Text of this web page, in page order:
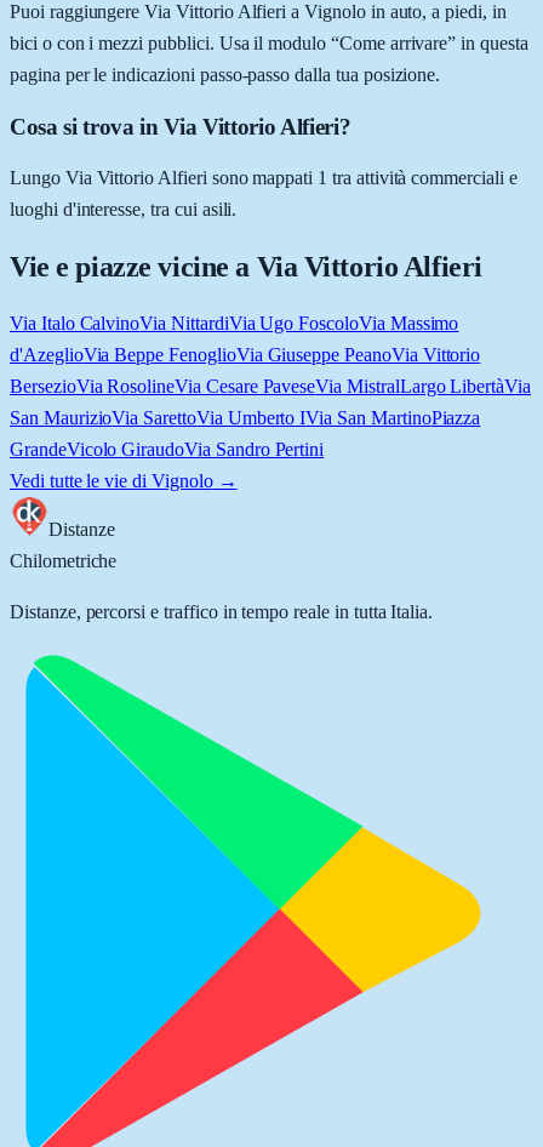
Puoi raggiungere Via Vittorio Alfieri a Vignolo in auto, a piedi, in
bici o con i mezzi pubblici. Usa il modulo “Come arrivare” in questa
pagina per le indicazioni passo-passo dalla tua posizione.
Cosa si trova in Via Vittorio Alfieri?
Lungo Via Vittorio Alfieri sono mappati 1 tra attività commerciali e
luoghi d'interesse, tra cui asili.
Vie e piazze vicine a Via Vittorio Alfieri
Via Italo CalvinoVia NittardiVia Ugo FoscoloVia Massimo
d'AzeglioVia Beppe FenoglioVia Giuseppe PeanoVia Vittorio
BersezioVia RosolineVia Cesare PaveseVia MistralLargo LibertàVia
San MaurizioVia SarettoVia Umberto IVia San MartinoPiazza
GrandeVicolo GiraudoVia Sandro Pertini
Vedi tutte le vie di Vignolo→
Distanze
Chilometriche
Distanze, percorsi e traffico in tempo reale in tutta Italia.